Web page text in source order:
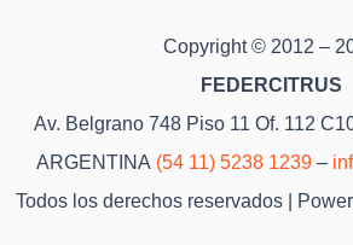
Copyright © 2012 –
FEDERCITRUS
Av. Belgrano 748 Piso 11 Of. 112
ARGENTINA (54 11) 5238 1239 –
Todos los derechos reservados |